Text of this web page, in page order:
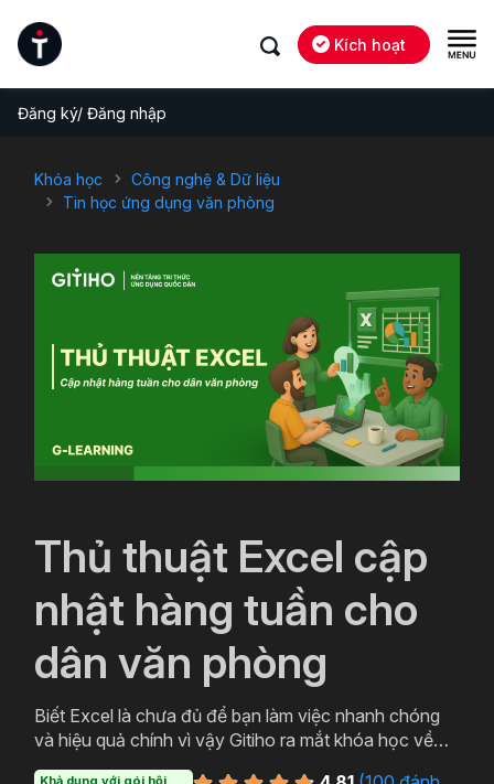
Kích hoạt
Đăng ký/ Đăng nhập
Khóa học
Công nghệ & Dữ liệu
Tin học ứng dụng văn phòng
Thủ thuật Excel cập
nhật hàng tuần cho
dân văn phòng
Biết Excel là chưa đủ để bạn làm việc nhanh chóng
và hiệu quả chính vì vậy Gitiho ra mắt khóa học về